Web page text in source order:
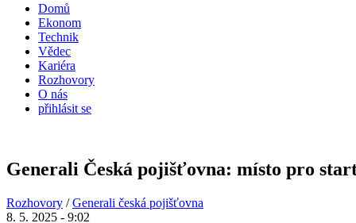
Domů
Ekonom
Technik
Vědec
Kariéra
Rozhovory
O nás
přihlásit se
Generali Česká pojišťovna: místo pro
Rozhovory /Generali česká pojišťovna
8. 5. 2025 - 9:02